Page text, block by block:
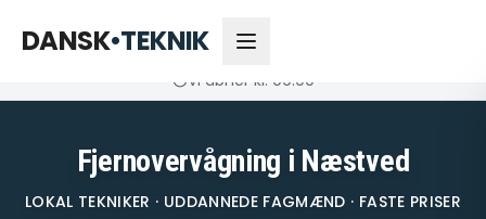
DANSK•TEKNIK
Åbner kl. 09:00
Vi åbner kl. 09:00
Fjernovervågning i Næstved
LOKAL TEKNIKER · UDDANNEDE FAGMÆND · FASTE PRISER